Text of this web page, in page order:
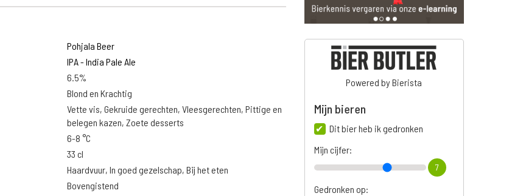
Pohjala Beer
IPA - India Pale Ale
6.5%
Blond en Krachtig
Vette vis, Gekruide gerechten, Vleesgerechten, Pittige en
belegen kazen, Zoete desserts
6-8 °C
33 cl
Haardvuur, In goed gezelschap, Bij het eten
Bovengistend
Powered by Bierista
Mijn bieren
Dit bier heb ik gedronken
Mijn cijfer:
7
Gedronken op: